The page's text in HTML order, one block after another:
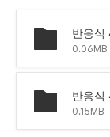
반응식
0.06MB
반응식
0.15MB